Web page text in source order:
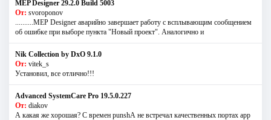
MEP Designer 29.2.0 Build 5003
От: svoroponov
..........MEP Designer аварийно завершает работу с всплывающим сообщением
об ошибке при выборе пункта "Новый проект". Аналогично и
Nik Collection by DxO 9.1.0
От: vitek_s
Установил, все отлично!!!
Advanced SystemCare Pro 19.5.0.227
От: diakov
А какая же хорошая? С времен punshА не встречал качественных портах app